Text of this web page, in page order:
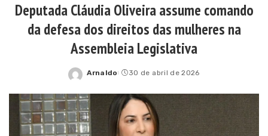
Deputada Cláudia Oliveira assume comando
da defesa dos direitos das mulheres na
Assembleia Legislativa
Posted
Arnaldo 30 de abril de 2026